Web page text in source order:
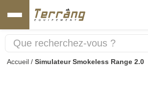
Accueil / Simulateur Smokeless Range 2.0